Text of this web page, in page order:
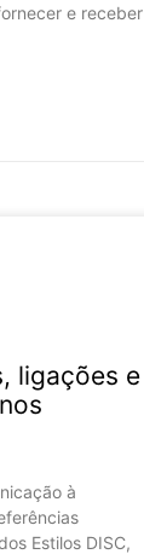
e receber
ligações e
à
Estilos DISC,